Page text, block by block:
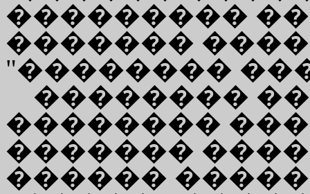
���������
�������
"��������
��������
��������
�������
������